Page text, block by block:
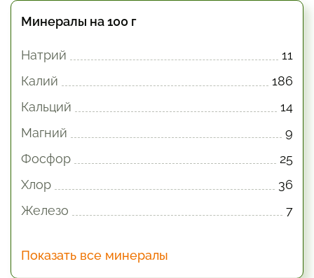
Минералы на 100 г
Натрий
11
Калий
186
Кальций
14
Магний
9
Фосфор
25
Хлор
36
Железо
7
Показать все минералы